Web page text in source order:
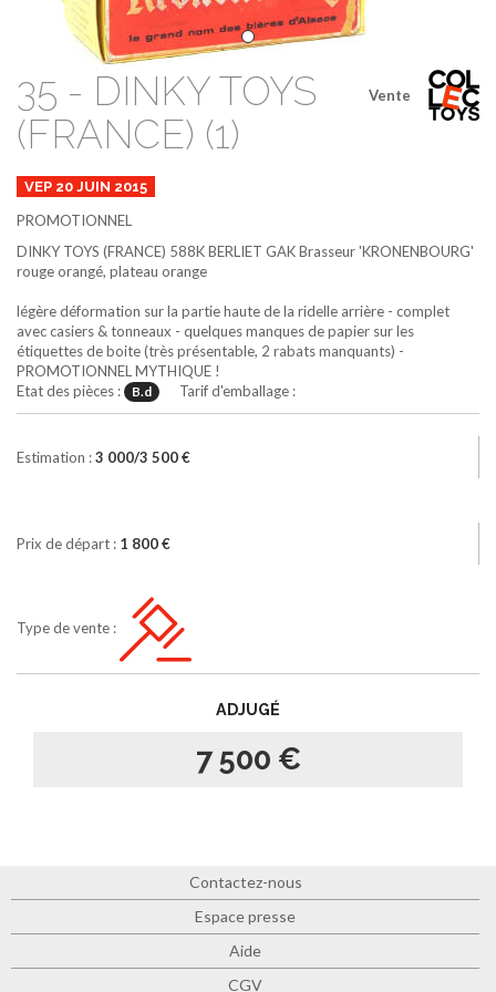
Vente
35 - DINKY TOYS
(FRANCE) (1)
VEP 20 JUIN 2015
PROMOTIONNEL
DINKY TOYS (FRANCE) 588KBERLIET GAK Brasseur 'KRONENBOURG'
rouge orangé, plateau orange
légère déformation sur la partie haute de la ridelle arrière - complet
avec casiers & tonneaux - quelques manques de papier sur les
étiquettes de boite (très présentable, 2 rabats manquants) -
PROMOTIONNEL MYTHIQUE !
Etat des pièces :
B.d Tarif d'emballage :
Estimation :3 000/3 500 €
Prix de départ : 1 800 €
Type de vente :
ADJUGÉ
7 500 €
Contactez-nous
Espace presse
Aide
CGV